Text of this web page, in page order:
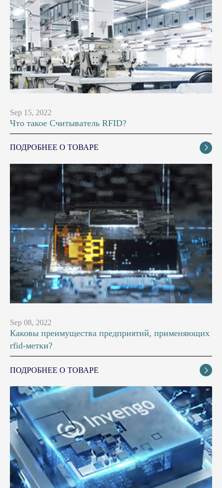
Sep 15, 2022
Что такое Считыватель RFID?
ПОДРОБНЕЕ О ТОВАРЕ 
Sep 08, 2022
Каковы преимущества предприятий, применяющих
rfid-метки?
ПОДРОБНЕЕ О ТОВАРЕ 